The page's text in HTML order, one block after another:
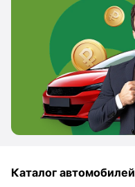
Каталог автомобилей